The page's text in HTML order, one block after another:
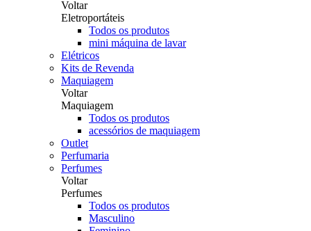
Voltar
Eletroportáteis
Todos os produtos
mini máquina de lavar
Elétricos
Kits de Revenda
Maquiagem
Voltar
Maquiagem
Todos os produtos
acessórios de maquiagem
Outlet
Perfumaria
Perfumes
Voltar
Perfumes
Todos os produtos
Masculino